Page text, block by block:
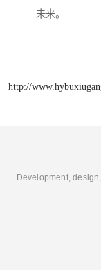
未来。
http://
Development,